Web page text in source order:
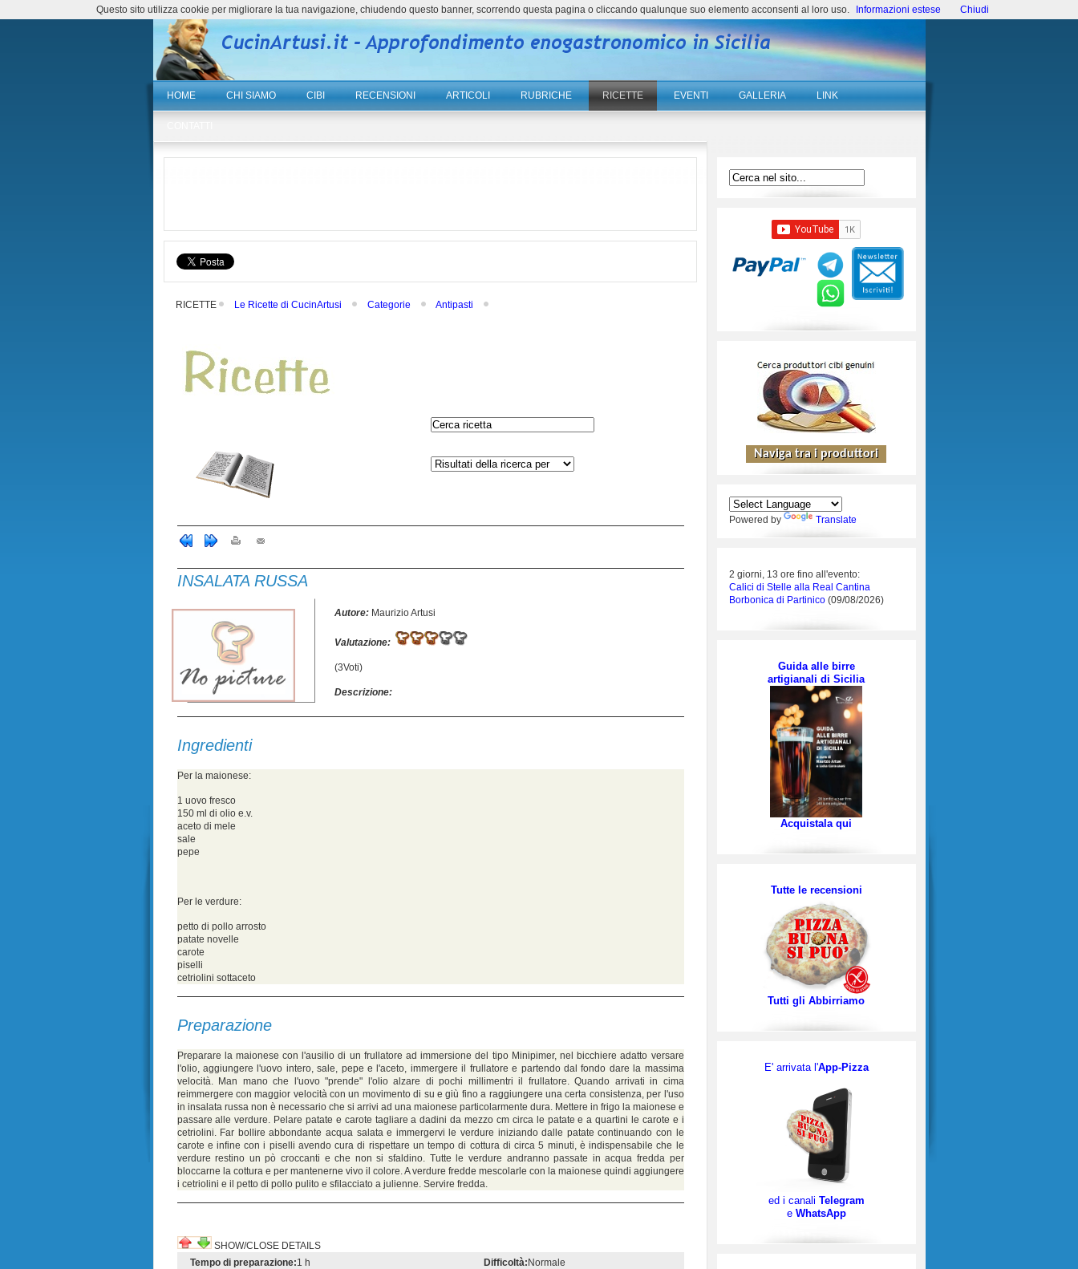
HOME CHI SIAMO CIBI RECENSIONI ARTICOLI RUBRICHE RICETTE EVENTI GALLERIA LINK
RICETTE Le Ricette di CucinArtusi Categorie Antipasti
INSALATA RUSSA
Autore: Maurizio Artusi
Valutazione:
(3Voti)
Descrizione:
Ingredienti
Per la maionese:
1 uovo fresco
150 ml di olio e.v.
aceto di mele
sale
pepe
Per le verdure:
petto di pollo arrosto
patate novelle
carote
piselli
cetriolini sottaceto
Preparazione
Preparare la maionese con l'ausilio di un frullatore ad immersione del tipo Minipimer, nel bicchiere adatto versare
l'olio, aggiungere l'uovo intero, sale, pepe e l'aceto, immergere il frullatore e partendo dal fondo dare la massima
velocità. Man mano che l'uovo "prende" l'olio alzare di pochi millimentri il frullatore. Quando arrivati in cima
reimmergere con maggior velocità con un movimento di su e giù fino a raggiungere una certa consistenza, per l'uso
in insalata russa non è necessario che si arrivi ad una maionese particolarmente dura. Mettere in frigo la maionese e
passare alle verdure. Pelare patate e carote tagliare a dadini da mezzo cm circa le patate e a quartini le carote e i
cetriolini. Far bollire abbondante acqua salata e immergervi le verdure iniziando dalle patate continuando con le
carote e infine con i piselli avendo cura di rispettare un tempo di cottura di circa 5 minuti, è indispensabile che le
verdure restino un pò croccanti e che non si sfaldino. Tutte le verdure andranno passate in acqua fredda per
bloccarne la cottura e per mantenerne vivo il colore. A verdure fredde mescolarle con la maionese quindi aggiungere
i cetriolini e il petto di pollo pulito e sfilacciato a julienne. Servire fredda.
SHOW/CLOSE DETAILS
Tempo di preparazione:1 h Difficoltà:Normale
Powered by Translate
2 giorni, 13 ore fino all'evento:
Calici di Stelle alla Real Cantina
Borbonica di Partinico (09/08/2026)
Guida alle birre
artigianali di Sicilia
Acquistala qui
Tutte le recensioni
Tutti gli Abbirriamo
E' arrivata l'App-Pizza
ed i canali Telegram
e WhatsApp
Questo sito utilizza cookie per migliorare la tua navigazione, chiudendo questo banner, scorrendo questa pagina o cliccando qualunque suo elemento acconsenti al loro uso. Informazioni estese Chiudi